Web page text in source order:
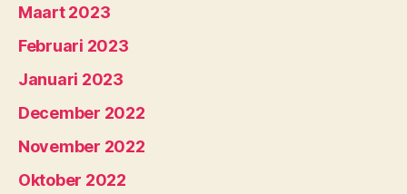
Maart 2023
Februari 2023
Januari 2023
December 2022
November 2022
Oktober 2022